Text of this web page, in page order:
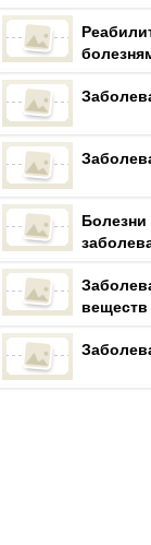
Болезни
веществ
и
и